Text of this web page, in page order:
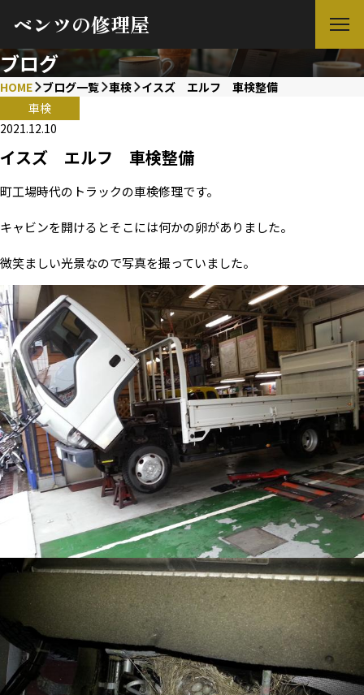
ベンツの修理屋
ブログ
HOME ブログ一覧 車検
イスズ エルフ 車検整備
車検
2021.12.10
イスズ エルフ 車検整備
町工場時代のトラックの車検修理です。
キャビンを開けるとそこには何かの卵がありました。
微笑ましい光景なので写真を撮っていました。